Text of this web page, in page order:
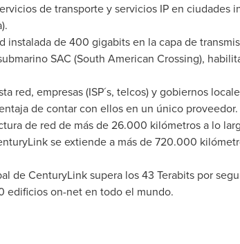
de transporte y servicios IP en ciudades
instalada de 400 gigabits en la capa de
SAC (South American Crossing),
red, empresas (ISP´s, telcos) y gobiernos
de contar con ellos en un único proveedor.
de red de más de 26.000 kilómetros a lo
se extiende a más de 720.000
de CenturyLink supera los 43 Terabits por
edificios on-net en todo el mundo.